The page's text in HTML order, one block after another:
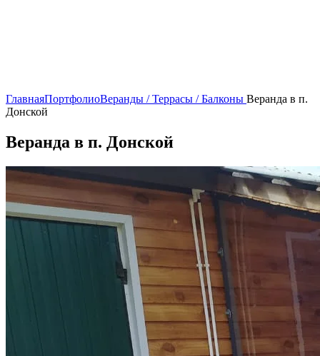
ГлавнаяПортфолиоВеранды / Террасы / Балконы Веранда в п.
Донской
Веранда в п. Донской